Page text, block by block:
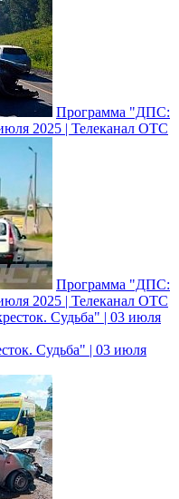
Программа "ДПС:
2025 | Телеканал ОТС
Программа "ДПС:
2025 | Телеканал ОТС
Судьба" | 03 июля